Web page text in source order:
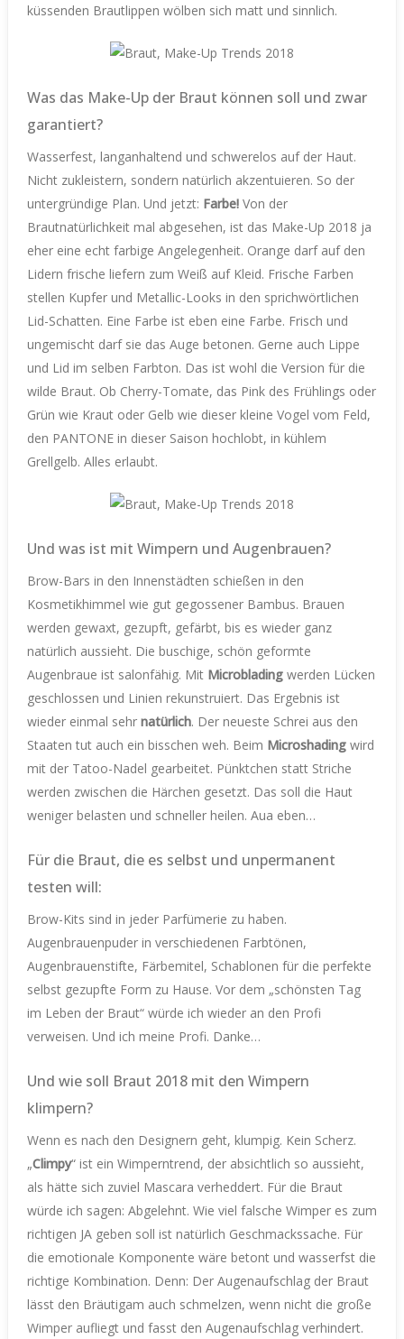
küssenden Brautlippen wölben sich matt und sinnlich.
Was das Make-Up der Braut können soll und zwar
garantiert?
Wasserfest, langanhaltend und schwerelos auf der Haut.
Nicht zukleistern, sondern natürlich akzentuieren. So der
untergründige Plan. Und jetzt: Farbe! Von der
Brautnatürlichkeit mal abgesehen, ist das Make-Up 2018 ja
eher eine echt farbige Angelegenheit. Orange darf auf den
Lidern frische liefern zum Weiß auf Kleid. Frische Farben
stellen Kupfer und Metallic-Looks in den sprichwörtlichen
Lid-Schatten. Eine Farbe ist eben eine Farbe. Frisch und
ungemischt darf sie das Auge betonen. Gerne auch Lippe
und Lid im selben Farbton. Das ist wohl die Version für die
wilde Braut. Ob Cherry-Tomate, das Pink des Frühlings oder
Grün wie Kraut oder Gelb wie dieser kleine Vogel vom Feld,
den PANTONE in dieser Saison hochlobt, in kühlem
Grellgelb. Alles erlaubt.
Und was ist mit Wimpern und Augenbrauen?
Brow-Bars in den Innenstädten schießen in den
Kosmetikhimmel wie gut gegossener Bambus. Brauen
werden gewaxt, gezupft, gefärbt, bis es wieder ganz
natürlich aussieht. Die buschige, schön geformte
Augenbraue ist salonfähig. Mit Microblading werden Lücken
geschlossen und Linien rekunstruiert. Das Ergebnis ist
wieder einmal sehr natürlich. Der neueste Schrei aus den
Staaten tut auch ein bisschen weh. Beim Microshading wird
mit der Tatoo-Nadel gearbeitet. Pünktchen statt Striche
werden zwischen die Härchen gesetzt. Das soll die Haut
weniger belasten und schneller heilen. Aua eben…
Für die Braut, die es selbst und unpermanent
testen will:
Brow-Kits sind in jeder Parfümerie zu haben.
Augenbrauenpuder in verschiedenen Farbtönen,
Augenbrauenstifte, Färbemitel, Schablonen für die perfekte
selbst gezupfte Form zu Hause. Vor dem „schönsten Tag
im Leben der Braut“ würde ich wieder an den Profi
verweisen. Und ich meine Profi. Danke…
Und wie soll Braut 2018 mit den Wimpern
klimpern?
Wenn es nach den Designern geht, klumpig. Kein Scherz.
„Climpy“ ist ein Wimperntrend, der absichtlich so aussieht,
als hätte sich zuviel Mascara verheddert. Für die Braut
würde ich sagen: Abgelehnt. Wie viel falsche Wimper es zum
richtigen JA geben soll ist natürlich Geschmackssache. Für
die emotionale Komponente wäre betont und wasserfst die
richtige Kombination. Denn: Der Augenaufschlag der Braut
lässt den Bräutigam auch schmelzen, wenn nicht die große
Wimper aufliegt und fasst den Augenaufschlag verhindert.